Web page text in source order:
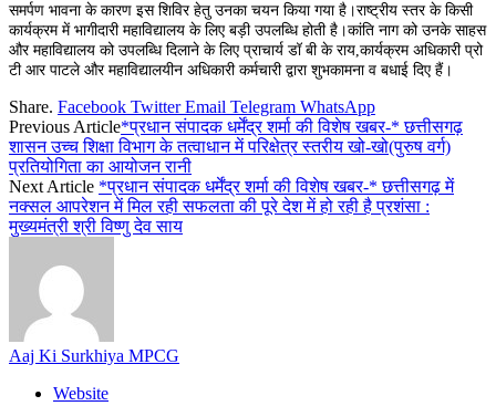
समर्पण भावना के कारण इस शिविर हेतु उनका चयन किया गया है।राष्ट्रीय स्तर के किसी
कार्यक्रम में भागीदारी महाविद्यालय के लिए बड़ी उपलब्धि होती है।कांति नाग को उनके साहस
और महाविद्यालय को उपलब्धि दिलाने के लिए प्राचार्य डॉ बी के राय,कार्यक्रम अधिकारी प्रो
टी आर पाटले और महाविद्यालयीन अधिकारी कर्मचारी द्वारा शुभकामना व बधाई दिए हैं।
Share. Facebook Twitter Email Telegram WhatsApp
Previous Article*प्रधान संपादक धर्मेंद्र शर्मा की विशेष खबर-* छत्तीसगढ़
शासन उच्च शिक्षा विभाग के तत्वाधान में परिक्षेत्र स्तरीय खो-खो(पुरुष वर्ग)
प्रतियोगिता का आयोजन रानी
Next Article *प्रधान संपादक धर्मेंद्र शर्मा की विशेष खबर-* छत्तीसगढ़ में
नक्सल आपरेशन में मिल रही सफलता की पूरे देश में हो रही है प्रशंसा :
मुख्यमंत्री श्री विष्णु देव साय
Aaj Ki Surkhiya MPCG
Website